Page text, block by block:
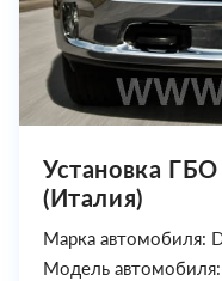
Установка
(Италия)
Марка автомобиля:
Модель